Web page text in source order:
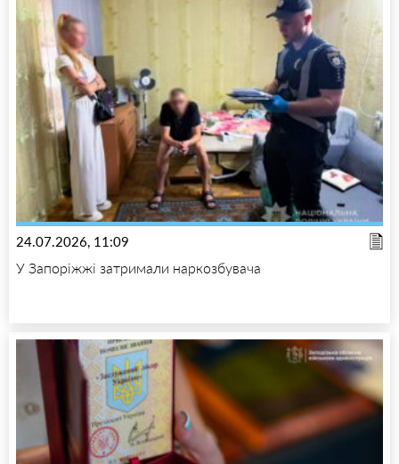
24.07.2026, 11:09
У Запоріжжі затримали наркозбувача